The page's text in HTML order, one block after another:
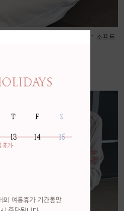
늘특가! 무배! 56000->53000 * 소프트